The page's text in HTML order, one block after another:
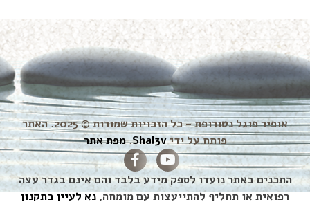
אופיר פוגל נטורופת – כל הזכויות שמורות © 2025. האתר
פותח על ידיShal3v
.מפת אתר
התכנים באתר נועדו לספק מידע בלבד והם אינם בגדר עצה
רפואית או תחליף להתייעצות עם מומחה,נא לעיין בתקנון